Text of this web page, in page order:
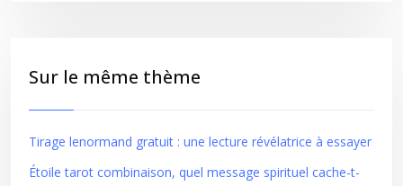
Sur le même thème
Tirage lenormand gratuit : une lecture révélatrice à essayer
Étoile tarot combinaison, quel message spirituel cache-t-